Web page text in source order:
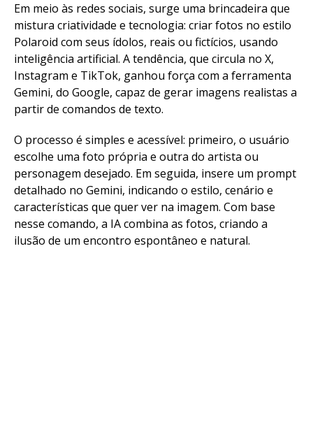
Em meio às redes sociais, surge uma brincadeira que
mistura criatividade e tecnologia: criar fotos no estilo
Polaroid com seus ídolos, reais ou fictícios, usando
inteligência artificial. A tendência, que circula no X,
Instagram e TikTok, ganhou força com a ferramenta
Gemini, do Google, capaz de gerar imagens realistas a
partir de comandos de texto.
O processo é simples e acessível: primeiro, o usuário
escolhe uma foto própria e outra do artista ou
personagem desejado. Em seguida, insere um prompt
detalhado no Gemini, indicando o estilo, cenário e
características que quer ver na imagem. Com base
nesse comando, a IA combina as fotos, criando a
ilusão de um encontro espontâneo e natural.